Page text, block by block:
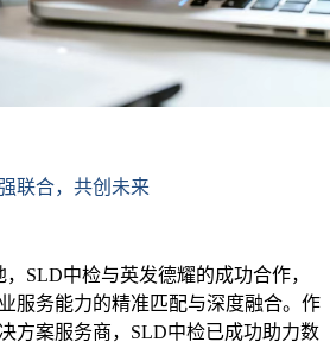
联合，共创未来
SLD中检与英发德耀的成功合作，
服务能力的精准匹配与深度融合。作
方案服务商，SLD中检已成功助力数